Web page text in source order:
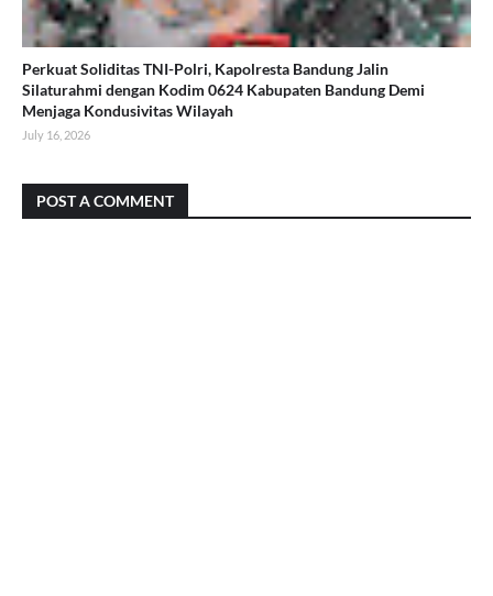
Perkuat Soliditas TNI-Polri, Kapolresta Bandung Jalin
Silaturahmi dengan Kodim 0624 Kabupaten Bandung Demi
Menjaga Kondusivitas Wilayah
July 16, 2026
POST A COMMENT